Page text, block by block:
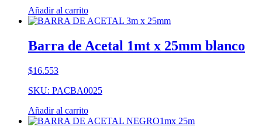
Añadir al carrito
Barra de Acetal 1mt x 25mm blanco
$16.553
SKU: PACBA0025
Añadir al carrito